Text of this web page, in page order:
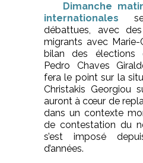
Dimanche
internationales
débattues, avec
migrants avec Marie-
bilan des élections
Pedro Chaves
fera le point sur la
Christakis Georgiou
auront à cœur de
dans un contexte
de contestation du
s’est imposé
d’années.